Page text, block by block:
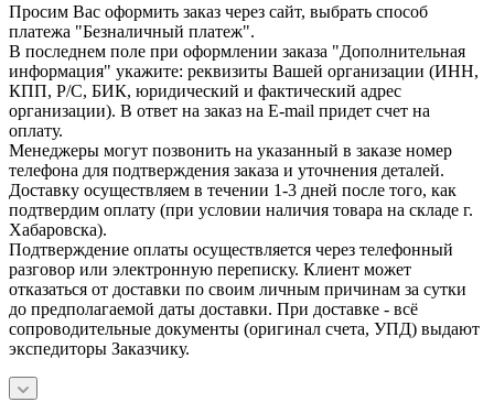
Просим Вас оформить заказ через сайт, выбрать способ
платежа "Безналичный платеж".
В последнем поле при оформлении заказа "Дополнительная
информация" укажите: реквизиты Вашей организации (ИНН,
КПП, Р/С, БИК, юридический и фактический адрес
организации). В ответ на заказ на E-mail придет счет на
оплату.
Менеджеры могут позвонить на указанный в заказе номер
телефона для подтверждения заказа и уточнения деталей.
Доставку осуществляем в течении 1-3 дней после того, как
подтвердим оплату (при условии наличия товара на складе г.
Хабаровска).
Подтверждение оплаты осуществляется через телефонный
разговор или электронную переписку. Клиент может
отказаться от доставки по своим личным причинам за сутки
до предполагаемой даты доставки. При доставке - всё
сопроводительные документы (оригинал счета, УПД) выдают
экспедиторы Заказчику.